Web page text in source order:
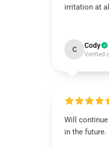
irritation at
C Cody
Verified
Will
in the future.